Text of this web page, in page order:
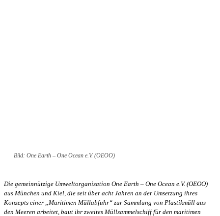
Bild: One Earth – One Ocean e.V. (OEOO)
Die gemeinnützige Umweltorganisation One Earth – One Ocean e.V. (OEOO)
aus München und Kiel, die seit über acht Jahren an der Umsetzung ihres
Konzepts einer „Maritimen Müllabfuhr“ zur Sammlung von Plastikmüll aus
den Meeren arbeitet, baut ihr zweites Müllsammelschiff für den maritimen